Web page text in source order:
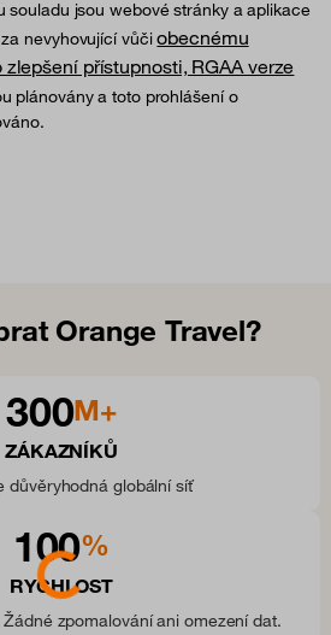
souladu jsou webové stránky a aplikace
nevyhovující vůčiobecnému
přístupnosti, RGAA verze
plánovány a toto prohlášení o
Loading...
Orange Travel?
300M+
ZÁKAZNÍKŮ
důvěryhodná globální síť
100%
RYCHLOST
zpomalování ani omezení dat.